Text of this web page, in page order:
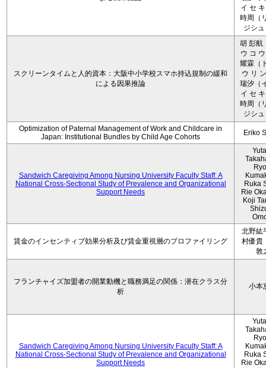
イ セ
時周（
ジシ
スクリーンタイムと人的資本：大阪中小学校スマホ持込規制の緩和
による因果推論
胡 彭航
ウ コ
耀霖（
ウ リ
瑞汐（
イ セ
時周（
ジシ
Optimization of Paternal Management of Work and Childcare in
Japan: Institutional Bundles by Child Age Cohorts
Eriko
Sandwich Caregiving Among Nursing University Faculty Staff: A
National Cross-Sectional Study of Prevalence and Organizational
Support Needs
Ruka
Rie
Koji
賃金のインセンティブ効果分析及び賃金重視層のプロファイリング
北野紘
村優貴
敦
フランチャイズ加盟者の開業動機と職務満足の関係：潜在クラス分
析
小本
Sandwich Caregiving Among Nursing University Faculty Staff: A
National Cross-Sectional Study of Prevalence and Organizational
Support Needs
Ruka
Rie